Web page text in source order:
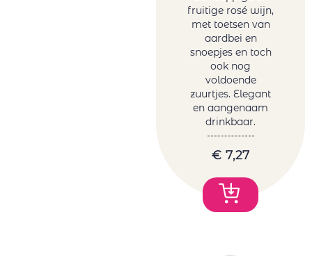
fruitige rosé wijn,
met toetsen van
aardbei en
snoepjes en toch
ook nog
voldoende
zuurtjes. Elegant
en aangenaam
drinkbaar.
€ 7,27